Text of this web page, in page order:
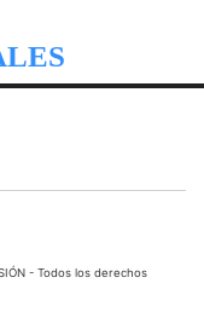
- Todos los derechos